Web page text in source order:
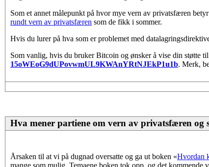
Som et annet målepunkt på hvor mye vern av privatsfæren
rundt vern av privatsfæren som de fikk i sommer.
Hvis du lurer på hva som er problemet med
Som vanlig, hvis du bruker Bitcoin og ønsker å vise din støtte
15oWEoG9dUPovwmUL9KWAnYRtNJEkP1u1b. Merk,
Hva mener partiene om vern av privatsfæren og
Årsaken til at vi på dugnad oversatte og ga ut boken «Hvordan
mange som mulig. Temaene boken tok opp, og det kommende